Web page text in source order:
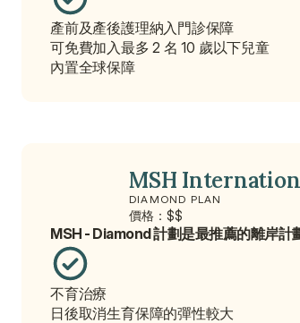
產前及產後護理納入門診保障
可免費加入最多 2 名 10 歲以下兒童
內置全球保障
MSH
DIAMOND PLAN
價格：$$
MSH - Diamond 計劃是最推薦的離岸計
不育治療
日後取消生育保障的彈性較大